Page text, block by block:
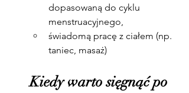
dopasowaną do cyklu
menstruacyjnego,
świadomą pracę z ciałem (np.
taniec, masaż)
Kiedy warto sięgnąć po